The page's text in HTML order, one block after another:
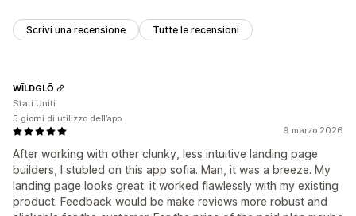
Scrivi una recensione Tutte le recensioni
9 marzo 2026
After working with other clunky, less intuitive landing page
builders, I stubled on this app sofia. Man, it was a breeze. My
landing page looks great. it worked flawlessly with my existing
product. Feedback would be make reviews more robust and
WĪLDGLŌ
Stati Uniti
5 giorni di utilizzo dell’app